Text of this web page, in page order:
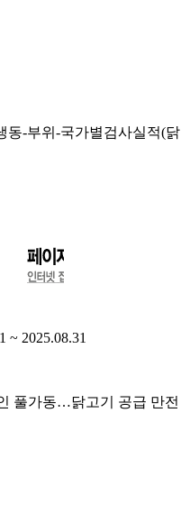
동-부위-국가별검사실적(닭
~ 2025.08.31
풀가동…닭고기 공급 만전